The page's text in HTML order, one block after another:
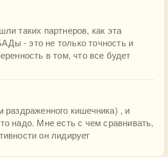
таких партнеров, как эта
- это не только точность и
в том, что все будет
кишечника) , и
надо. Мне есть с чем сравнивать,
он лидирует